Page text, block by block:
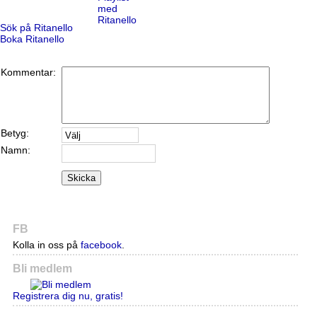
Sök på Ritanello
Boka Ritanello
Kommentar:
Betyg:
Namn:
Skicka
FB
Kolla in oss på facebook.
Bli medlem
Registrera dig nu, gratis!